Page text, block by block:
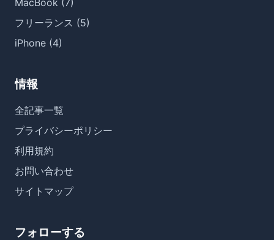
フリーランス (5)
iPhone (4)
情報
全記事一覧
プライバシーポリシー
利用規約
お問い合わせ
サイトマップ
フォローする